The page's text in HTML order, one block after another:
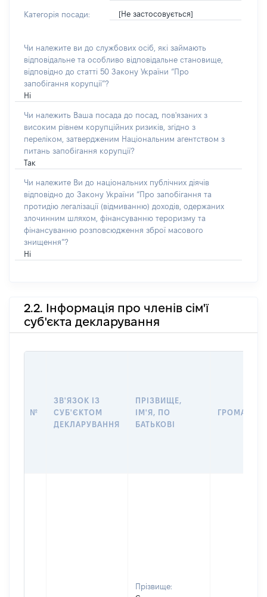
Категорія посади: [Не застосовується]
Чи належите ви до службових осіб, які займають
відповідальне та особливо відповідальне становище,
відповідно до статті 50 Закону України “Про
запобігання корупції”?
Ні
Чи належить Ваша посада до посад, пов'язаних з
високим рівнем корупційних ризиків, згідно з
переліком, затвердженим Національним агентством з
питань запобігання корупції?
Так
Чи належите Ви до національних публічних діячів
відповідно до Закону України “Про запобігання та
протидію легалізації (відмиванню) доходів, одержаних
злочинним шляхом, фінансуванню тероризму та
фінансуванню розповсюдження зброї масового
знищення”?
Ні
2.2. Інформація про членів сім'ї
суб'єкта декларування
№
ЗВ'ЯЗОК ІЗ
СУБ'ЄКТОМ
ДЕКЛАРУВАННЯ
ПРІЗВИЩЕ,
ІМ'Я, ПО
БАТЬКОВІ
Прізвище: